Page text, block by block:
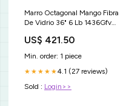
Marro Octagonal Mango Fibra
De Vidrio 36" 6 Lb 1436Gfv
Ancho: 15.2 cm x Alto: 5.5 cm
US$ 421.50
Min. order: 1 piece
★★★★★4.1 (27 reviews)
Sold : Login>>